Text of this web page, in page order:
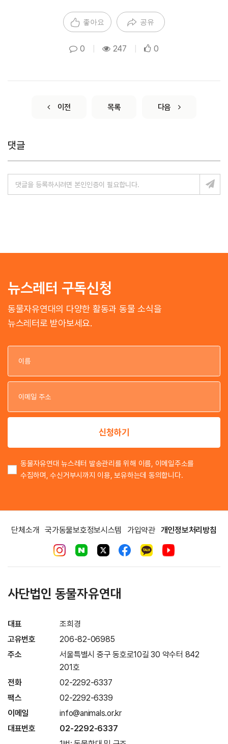
좋아요 공유
0 247 0
이전 목록 다음
댓글
뉴스레터 구독신청
동물자유연대의 다양한 활동과 동물 소식을
뉴스레터로 받아보세요.
이
이
신청하기
동물자유연대 뉴스레터 발송관리를 위해 이름, 이메일주소를
수집하며, 수신거부시까지 이용, 보유하는데 동의합니다.
단체소개 국가동물보호정보시스템 가입약관 개인정보처리방침
사단법인 동물자유연대
대표
조희경
고유번호
206-82-06985
주소
서울특별시 중구 동호로10길 30 약수터 842
201호
전화
02-2292-6337
팩스
02-2292-6339
이메일
info@animals.or.kr
대표번호
02-2292-6337